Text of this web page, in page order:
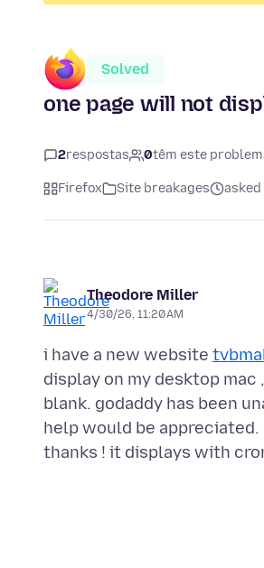
Solved
one page will not
2respostas 0têm este
Firefox Site breakages asked
Theodore Miller
4/30/26, 11:20 AM
i have a new website
display on my desktop
blank. godaddy has been
help would be appreciated.